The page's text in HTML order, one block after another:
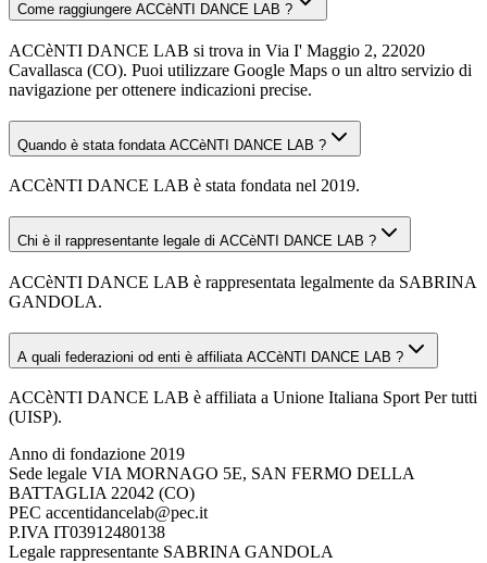
Come raggiungere ACCèNTI DANCE LAB ?
ACCèNTI DANCE LAB si trova in Via I' Maggio 2, 22020
Cavallasca (CO). Puoi utilizzare Google Maps o un altro servizio di
navigazione per ottenere indicazioni precise.
Quando è stata fondata ACCèNTI DANCE LAB ?
ACCèNTI DANCE LAB è stata fondata nel 2019.
Chi è il rappresentante legale di ACCèNTI DANCE LAB ?
ACCèNTI DANCE LAB è rappresentata legalmente da SABRINA
GANDOLA.
A quali federazioni od enti è affiliata ACCèNTI DANCE LAB ?
ACCèNTI DANCE LAB è affiliata a Unione Italiana Sport Per tutti
(UISP).
Anno di fondazione 2019
Sede legale VIA MORNAGO 5E, SAN FERMO DELLA
BATTAGLIA 22042 (CO)
PEC accentidancelab@pec.it
P.IVA IT03912480138
Legale rappresentante SABRINA GANDOLA